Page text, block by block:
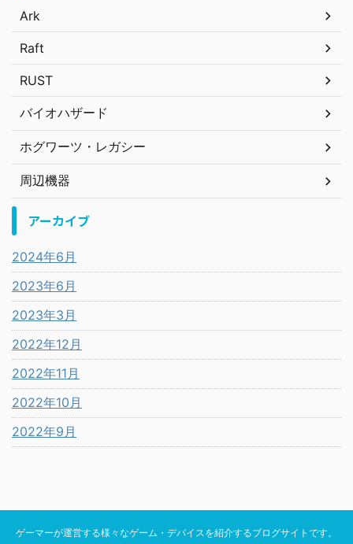
Ark
Raft
RUST
バイオハザード
ホグワーツ・レガシー
周辺機器
アーカイブ
2024年6月
2023年6月
2023年3月
2022年12月
2022年11月
2022年10月
2022年9月
ゲーマーが運営する様々なゲーム・デバイスを紹介するブログサイトです。